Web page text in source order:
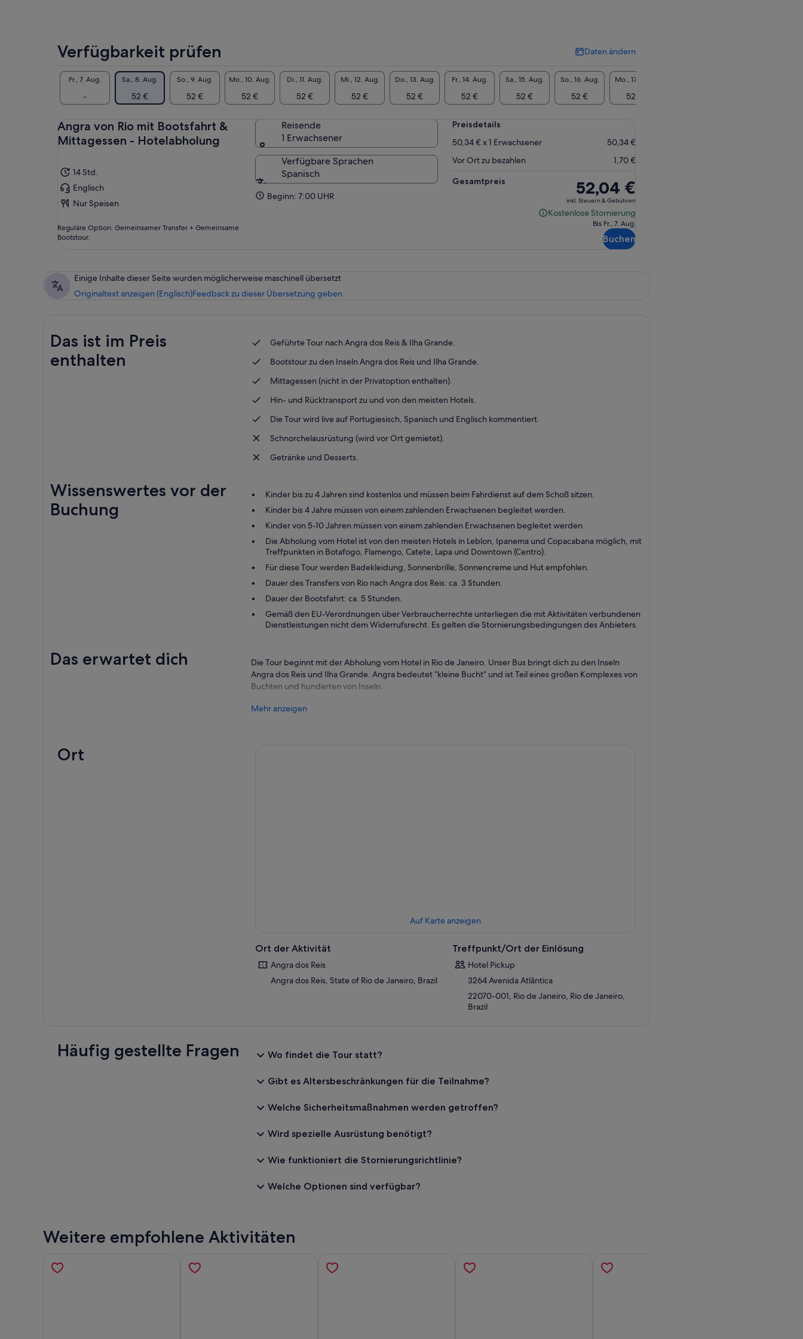
Verfügbarkeit prüfen Daten ändern
Daten
Fr., 7. Aug.
-
Sa., 8. Aug.
52 €
So., 9. Aug.
52 €
Mo., 10. Aug.
52 €
Di., 11. Aug.
52 €
Mi., 12. Aug.
52 €
Do., 13. Aug.
52 €
Fr., 14. Aug.
52 €
Sa., 15. Aug.
52 €
So., 16. Aug.
52 €
Mo., 17. Aug.
52 €
Angra von Rio mit Bootsfahrt &
Mittagessen - Hotelabholung
14 Std.
Englisch
Nur Speisen
Reguläre Option: Gemeinsamer Transfer + Gemeinsame
Bootstour.
Reisende
1 Erwachsener
Verfügbare Sprachen
Spanisch
Beginn: 7:00 UHR
Preisdetails
50,34 € x 1 Erwachsener
50,34 €
Vor Ort zu bezahlen
1,70 €
Gesamtpreis
Der
Preis
beträgt
52,04 €
52,04 €
inkl. Steuern & Gebühren
Kostenlose Stornierung
Kostenlose
Bis Fr., 7. Aug.
Buchen
Einige Inhalte dieser Seite wurden möglicherweise maschinell übersetzt
Originaltext anzeigen (Englisch)Feedback zu dieser Übersetzung gebenWird
geöffnet
Das ist im Preis
enthalten
Geführte Tour nach Angra dos Reis & Ilha Grande.
Bootstour zu den Inseln Angra dos Reis und Ilha Grande.
Mittagessen (nicht in der Privatoption enthalten).
Hin- und Rücktransport zu und von den meisten Hotels.
Die Tour wird live auf Portugiesisch, Spanisch und Englisch kommentiert.
Schnorchelausrüstung (wird vor Ort gemietet).
Getränke und Desserts.
Wissenswertes vor der
Buchung
Kinder bis zu 4 Jahren sind kostenlos und müssen beim Fahrdienst auf dem Schoß sitzen.
Kinder bis 4 Jahre müssen von einem zahlenden Erwachsenen begleitet werden.
Kinder von 5-10 Jahren müssen von einem zahlenden Erwachsenen begleitet werden.
Die Abholung vom Hotel ist von den meisten Hotels in Leblon, Ipanema und Copacabana möglich, mit
Treffpunkten in Botafogo, Flamengo, Catete, Lapa und Downtown (Centro).
Für diese Tour werden Badekleidung, Sonnenbrille, Sonnencreme und Hut empfohlen.
Dauer des Transfers von Rio nach Angra dos Reis: ca. 3 Stunden.
Dauer der Bootsfahrt: ca. 5 Stunden.
Gemäß den EU-Verordnungen über Verbraucherrechte unterliegen die mit Aktivitäten verbundenen
Dienstleistungen nicht dem Widerrufsrecht. Es gelten die Stornierungsbedingungen des Anbieters.
Das erwartet dich
Die Tour beginnt mit der Abholung vom Hotel in Rio de Janeiro. Unser Bus bringt dich zu den Inseln
Angra dos Reis und Ilha Grande. Angra bedeutet “kleine Bucht” und ist Teil eines großen Komplexes von
Buchten und hunderten von Inseln.
Bewundere das blaue Wasser und die grünen Farben des atlantischen Regenwaldes. Genieße die
Bootsfahrt zu den Inseln, erkunde die Strände und den weißen Sand, schwimme und mache schöne
Mehr anzeigen
Ort
Auf Karte anzeigen
Ort der Aktivität
Angra dos Reis
Angra dos Reis, State of Rio de Janeiro, Brazil
Treffpunkt/Ort der Einlösung
Hotel Pickup
3264 Avenida Atlântica
22070-001, Rio de Janeiro, Rio de Janeiro,
Brazil
Häufig gestellte Fragen Wo findet die Tour statt?
Gibt es Altersbeschränkungen für die Teilnahme?
Welche Sicherheitsmaßnahmen werden getroffen?
Wird spezielle Ausrüstung benötigt?
Wie funktioniert die Stornierungsrichtlinie?
Welche Optionen sind verfügbar?
Weitere empfohlene Aktivitäten